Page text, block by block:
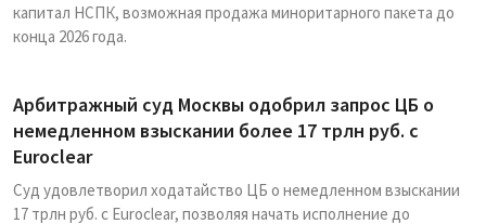
капитал НСПК, возможная продажа миноритарного пакета до
конца 2026 года.
Арбитражный суд Москвы одобрил запрос ЦБ о
немедленном взыскании более 17 трлн руб. с
Euroclear
Суд удовлетворил ходатайство ЦБ о немедленном взыскании
17 трлн руб. с Euroclear, позволяя начать исполнение до